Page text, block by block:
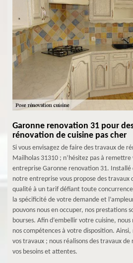
Garonne renovation 31 pour
rénovation de cuisine pas cher
Si vous envisagez de faire des travaux de
Mailholas 31310 ; n’hésitez pas à
entreprise Garonne renovation 31. Installé
notre entreprise vous propose des travaux
qualité à un tarif défiant toute
la spécificité de votre demande et
pouvons nous en occuper, nos prestations
bourses. Afin d’embellir votre cuisine,
nos compétences à votre disposition. Ainsi,
vos travaux ; nous réalisons des travaux
vos besoins et attentes.